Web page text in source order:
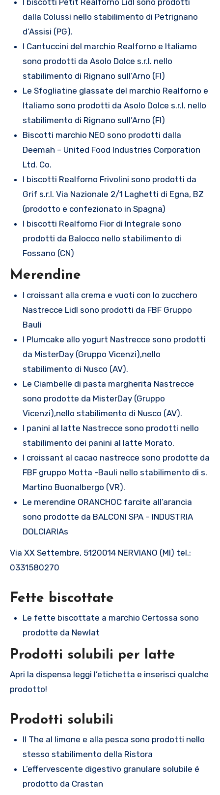
dalla Colussi nello stabilimento di Petrignano
d’Assisi (PG).
I Cantuccini del marchio Realforno e Italiamo
sono prodotti da Asolo Dolce s.r.l. nello
stabilimento di Rignano sull’Arno (FI)
Le Sfogliatine glassate del marchio Realforno e
Italiamo sono prodotti da Asolo Dolce s.r.l. nello
stabilimento di Rignano sull’Arno (FI)
Biscotti marchio NEO sono prodotti dalla
Deemah – United Food Industries Corporation
Ltd. Co.
I biscotti Realforno Frivolini sono prodotti da
Grif s.r.l. Via Nazionale 2/1 Laghetti di Egna, BZ
(prodotto e confezionato in Spagna)
I biscotti Realforno Fior di Integrale sono
prodotti da Balocco nello stabilimento di
Fossano (CN)
Merendine
I croissant alla crema e vuoti con lo zucchero
Nastrecce Lidl sono prodotti da FBF Gruppo
Bauli
I Plumcake allo yogurt Nastrecce sono prodotti
da MisterDay (Gruppo Vicenzi),nello
stabilimento di Nusco (AV).
Le Ciambelle di pasta margherita Nastrecce
sono prodotte da MisterDay (Gruppo
Vicenzi),nello stabilimento di Nusco (AV).
I panini al latte Nastrecce sono prodotti nello
stabilimento dei panini al latte Morato.
I croissant al cacao nastrecce sono prodotte da
FBF gruppo Motta -Bauli nello stabilimento di s.
Martino Buonalbergo (VR).
Le merendine ORANCHOC farcite all’arancia
sono prodotte da BALCONI SPA – INDUSTRIA
DOLCIARIAs
Via XX Settembre, 5120014 NERVIANO (MI) tel.:
0331580270
Fette biscottate
Le fette biscottate a marchio Certossa sono
prodotte da Newlat
Prodotti solubili per latte
Apri la dispensa leggi l’etichetta e inserisci qualche
prodotto!
Prodotti solubili
Il The al limone e alla pesca sono prodotti nello
stesso stabilimento della Ristora
L’effervescente digestivo granulare solubile é
prodotto da Crastan